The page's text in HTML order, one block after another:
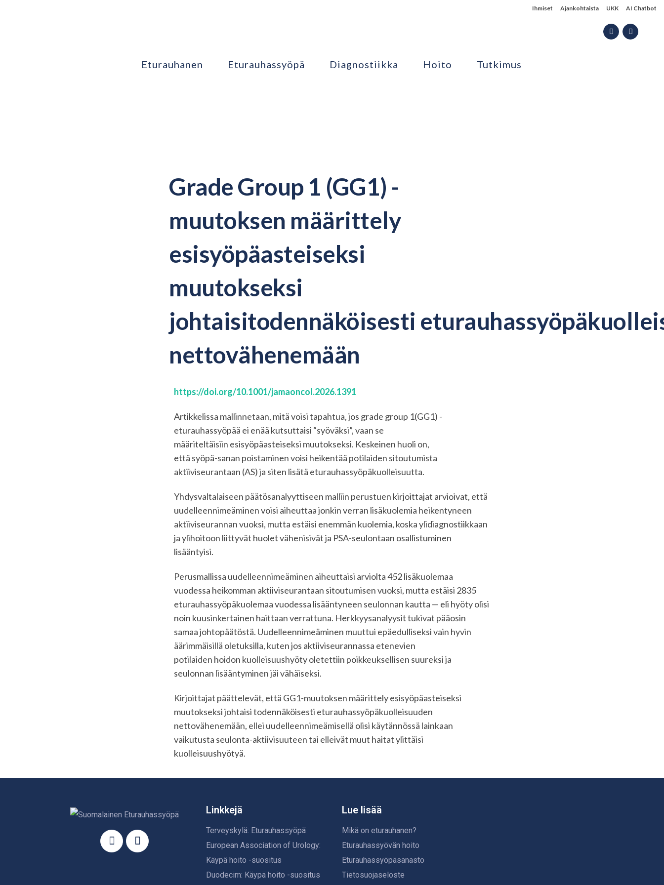
Ihmiset Ajankohtaista UKK AI Chatbot
Eturauhanen Eturauhassyöpä Diagnostiikka Hoito Tutkimus
Grade Group 1 (GG1) -
muutoksen määrittely
esisyöpäasteiseksi
muutokseksi
johtaisitodennäköisesti
nettovähenemään
https://doi.org/10.1001/jamaoncol.2026.1391
Artikkelissa mallinnetaan, mitä voisi tapahtua, jos grade group 1(GG1) -
eturauhassyöpää ei enää kutsuttaisi “syöväksi”, vaan se
määriteltäisiin esisyöpäasteiseksi muutokseksi. Keskeinen huoli on,
että syöpä-sanan poistaminen voisi heikentää potilaiden sitoutumista
aktiiviseurantaan (AS) ja siten lisätä eturauhassyöpäkuolleisuutta.
Yhdysvaltalaiseen päätösanalyyttiseen malliin perustuen kirjoittajat arvioivat, että
uudelleennimeäminen voisi aiheuttaa jonkin verran lisäkuolemia heikentyneen
aktiiviseurannan vuoksi, mutta estäisi enemmän kuolemia, koska ylidiagnostiikkaan
ja ylihoitoon liittyvät huolet vähenisivät ja PSA-seulontaan osallistuminen
lisääntyisi.
Perusmallissa uudelleennimeäminen aiheuttaisi arviolta 452 lisäkuolemaa
vuodessa heikomman aktiiviseurantaan sitoutumisen vuoksi, mutta estäisi 2835
eturauhassyöpäkuolemaa vuodessa lisääntyneen seulonnan kautta — eli hyöty olisi
noin kuusinkertainen haittaan verrattuna. Herkkyysanalyysit tukivat pääosin
samaa johtopäätöstä. Uudelleennimeäminen muuttui epäedulliseksi vain hyvin
äärimmäisillä oletuksilla, kuten jos aktiiviseurannassa etenevien
potilaiden hoidon kuolleisuushyöty oletettiin poikkeuksellisen suureksi ja
seulonnan lisääntyminen jäi vähäiseksi.
Kirjoittajat päättelevät, että GG1-muutoksen määrittely esisyöpäasteiseksi
muutokseksi johtaisi todennäköisesti eturauhassyöpäkuolleisuuden
nettovähenemään, ellei uudelleennimeämisellä olisi käytännössä lainkaan
vaikutusta seulonta-aktiivisuuteen tai elleivät muut haitat ylittäisi
kuolleisuushyötyä.
Linkkejä
Terveyskylä: Eturauhassyöpä
European Association of Urology:
Käypä hoito -suositus
Duodecim: Käypä hoito -suositus
Lue lisää
Mikä on eturauhanen?
Eturauhassyövän hoito
Eturauhassyöpäsanasto
Tietosuojaseloste